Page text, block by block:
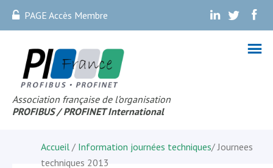
PAGE Accès Membre . . .
Association française de l’organisation
PROFIBUS / PROFINET International
Accueil / Information journées techniques/Journees
techniques 2013